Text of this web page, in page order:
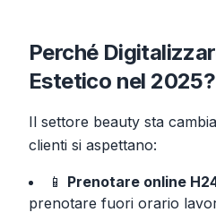
Perché
Estetico nel
Il settore beauty sta
clienti si aspettano:
📱 Prenotare online
prenotare fuori orario